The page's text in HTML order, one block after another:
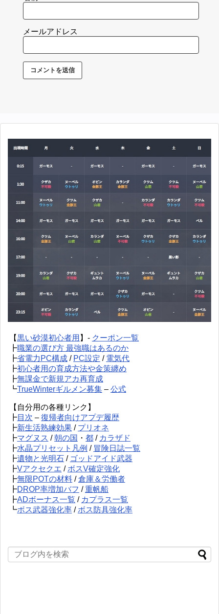
メールアドレス
【黒い砂漠初心者用 】- クーポン一覧
┣職業の選び方 最強職はあるのか
┣省電力PC構成 / PC設定 / 電気代
┣初心者用の育成方法や金策纏め
┣無課金で新規アカ再育成
┗TrueWinterギルメン募集 – 公式
【自分用の各種リンク】
┣目次 – 復帰者向けアプデ履歴
┣新生活熟練効果 / プリオネ
┣マグヌス /朝の国 ・ 都 / カラザド
┣水晶プリセット凡例 / 冒険日誌一覧
┣遺物と光明石 / ゴッドアイド武器
┣Vアクセクエ /ボスV確定強化
┣無限POTの材料 /倉庫＆労働者
┣DROP率増加バフ /重帆船
┣ADボーナス一覧 / カプラス一覧
┗ボス武器強化率 /ボス防具強化率